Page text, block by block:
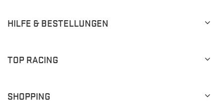
HILFE & BESTELLUNGEN
TOP RACING
SHOPPING